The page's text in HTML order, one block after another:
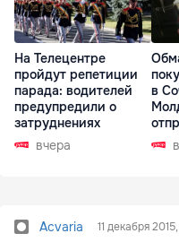
На Телецентре
пройдут репетиции
парада: водителей
предупредили о
затруднениях
вчера
в
РФ
Acvaria 11 декабря